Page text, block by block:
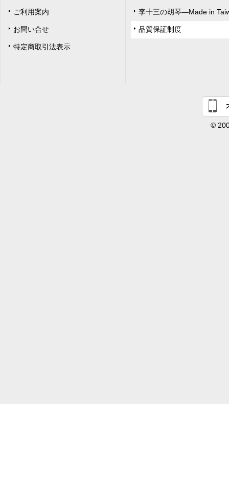
ご利用案内
お問い合せ
特定商取引法表示
李十三の胡琴―Made in
品質保証制度
©